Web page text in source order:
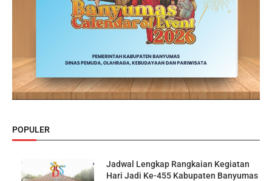
POPULER
Jadwal Lengkap Rangkaian Kegiatan
Hari Jadi Ke-455 Kabupaten Banyumas